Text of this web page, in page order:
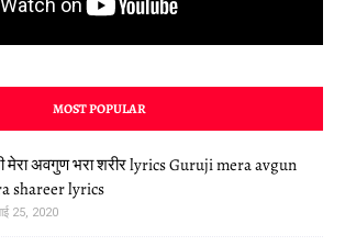
MOST POPULAR
मेरा अवगुण भरा शरीर lyrics Guruji mera avgun
shareer lyrics
25, 2020